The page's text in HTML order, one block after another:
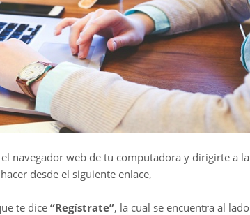
navegador web de tu computadora y dirigirte a la
desde el siguiente enlace,
te dice “Regístrate”, la cual se encuentra al lado